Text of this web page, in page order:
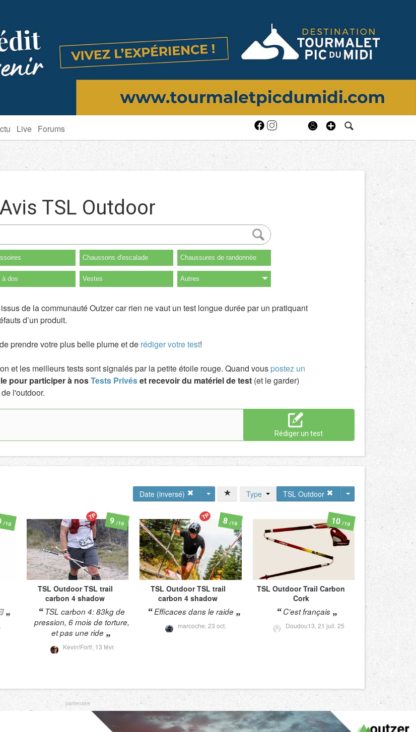
Live Forums
Avis TSL Outdoor
Chaussons d'escalade Chaussures de randonnée
à dos Vestes Autres
de la communauté Outzer car rien ne vaut un test longue durée par un pratiquant
d’un produit.
prendre votre plus belle plume et de rédiger votre test!
et les meilleurs tests sont signalés par la petite étoile rouge. Quand vous postez un
pour participer à nosTests Privéset recevoir du matériel de test (et le garder)
l'outdoor.
Rédiger un test
Date (inversé) TSL Outdoor
Type
/10
TSL Outdoor TSL trail
carbon 4 shadow
TSL carbon 4: 83kg de
pression, 6 mois de torture,
et pas une ride
Kevin!Fort!, 13 févr.
9/10
TP
TSL Outdoor TSL trail
carbon 4 shadow
Efficaces dans le raide
marcoche, 23 oct.
8/10
TP
TSL Outdoor Trail Carbon
Cork
C’est français
Doudou13, 21 juil. 25
10/10